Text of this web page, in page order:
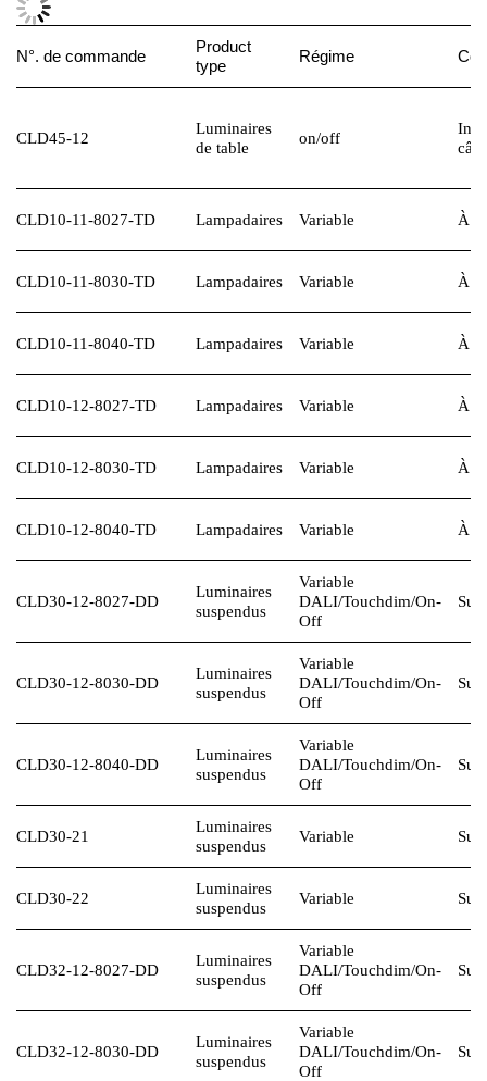
N°. de commande
Product
type
Régime
CLD45-12
Luminaires
de table
on/off
CLD10-11-8027-TD Lampadaires Variable À
CLD10-11-8030-TD Lampadaires Variable À
CLD10-11-8040-TD Lampadaires Variable À
CLD10-12-8027-TD Lampadaires Variable À
CLD10-12-8030-TD Lampadaires Variable À
CLD10-12-8040-TD Lampadaires Variable À
CLD30-12-8027-DD
Luminaires
suspendus
Variable
DALI/Touchdim/On-
Off
Sur
CLD30-12-8030-DD
Luminaires
suspendus
Variable
DALI/Touchdim/On-
Off
Sur
CLD30-12-8040-DD
Luminaires
suspendus
Variable
DALI/Touchdim/On-
Off
Sur
CLD30-21
Luminaires
suspendus
Variable Sur
CLD30-22
Luminaires
suspendus
Variable Sur
CLD32-12-8027-DD
Luminaires
suspendus
Variable
DALI/Touchdim/On-
Off
Sur
CLD32-12-8030-DD
Luminaires
suspendus
Variable
DALI/Touchdim/On-
Off
Sur